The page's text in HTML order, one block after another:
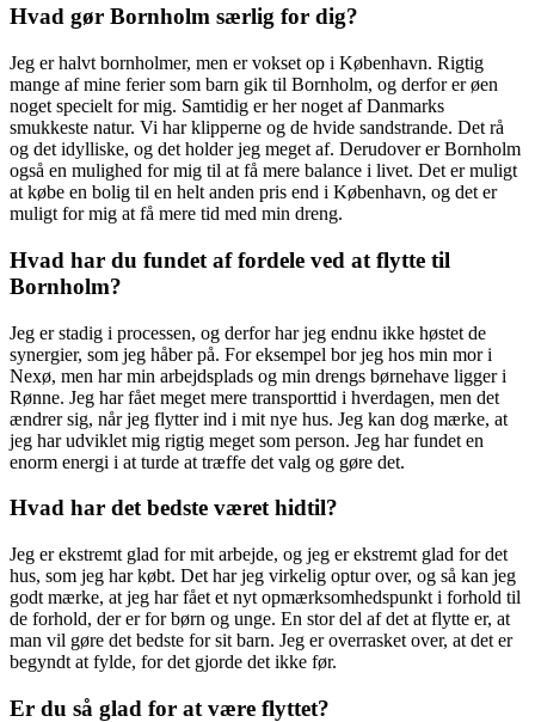
Hvad gør Bornholm særlig for dig?
Jeg er halvt bornholmer, men er vokset op i København. Rigtig
mange af mine ferier som barn gik til Bornholm, og derfor er øen
noget specielt for mig. Samtidig er her noget af Danmarks
smukkeste natur. Vi har klipperne og de hvide sandstrande. Det rå
og det idylliske, og det holder jeg meget af. Derudover er Bornholm
også en mulighed for mig til at få mere balance i livet. Det er muligt
at købe en bolig til en helt anden pris end i København, og det er
muligt for mig at få mere tid med min dreng.
Hvad har du fundet af fordele ved at flytte til
Bornholm?
Jeg er stadig i processen, og derfor har jeg endnu ikke høstet de
synergier, som jeg håber på. For eksempel bor jeg hos min mor i
Nexø, men har min arbejdsplads og min drengs børnehave ligger i
Rønne. Jeg har fået meget mere transporttid i hverdagen, men det
ændrer sig, når jeg flytter ind i mit nye hus. Jeg kan dog mærke, at
jeg har udviklet mig rigtig meget som person. Jeg har fundet en
enorm energi i at turde at træffe det valg og gøre det.
Hvad har det bedste været hidtil?
Jeg er ekstremt glad for mit arbejde, og jeg er ekstremt glad for det
hus, som jeg har købt. Det har jeg virkelig optur over, og så kan jeg
godt mærke, at jeg har fået et nyt opmærksomhedspunkt i forhold til
de forhold, der er for børn og unge. En stor del af det at flytte er, at
man vil gøre det bedste for sit barn. Jeg er overrasket over, at det er
begyndt at fylde, for det gjorde det ikke før.
Er du så glad for at være flyttet?